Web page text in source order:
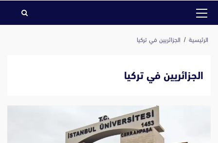
القائمة
الرئيسية الجزائريين في تركيا
الجزائريين في تركيا